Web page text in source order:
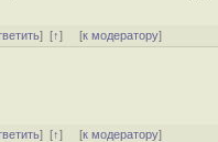
][↑] [к модератору]
][↑] [к модератору]